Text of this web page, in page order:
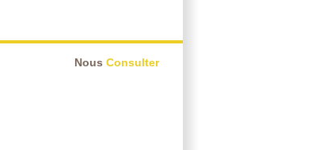
Nous Consulter